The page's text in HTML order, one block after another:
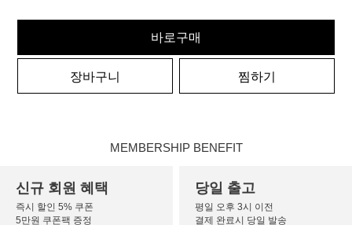
바로구매
장바구니 찜하기
MEMBERSHIP BENEFIT
신규 회원 혜택
즉시 할인 5% 쿠폰
5만원 쿠폰팩 증정
당일 출고
평일 오후 3시 이전
결제 완료시 당일 발송